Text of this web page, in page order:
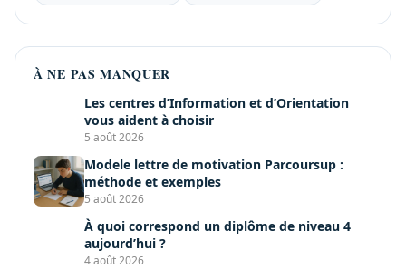
À NE PAS MANQUER
Les centres d’Information et d’Orientation
vous aident à choisir
5 août 2026
Modele lettre de motivation Parcoursup :
méthode et exemples
5 août 2026
À quoi correspond un diplôme de niveau 4
aujourd’hui ?
4 août 2026